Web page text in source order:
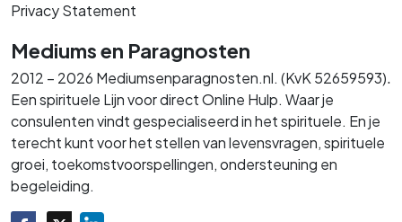
Privacy Statement
Mediums en Paragnosten
2012 – 2026 Mediumsenparagnosten.nl. (KvK 52659593).
Een spirituele Lijn voor direct Online Hulp. Waar je
consulenten vindt gespecialiseerd in het spirituele. En je
terecht kunt voor het stellen van levensvragen, spirituele
groei, toekomstvoorspellingen, ondersteuning en
begeleiding.